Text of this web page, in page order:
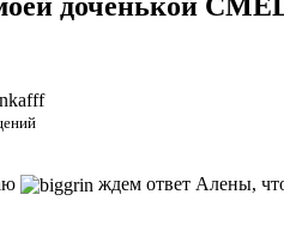
ждем ответ Алены,